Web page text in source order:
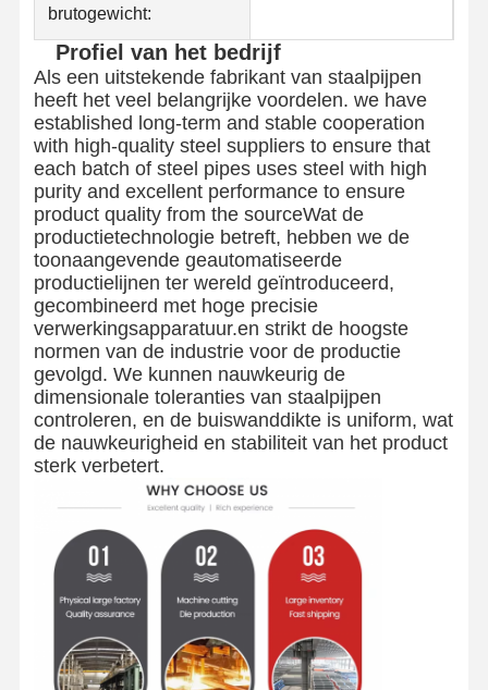
brutogewicht:
Profiel van het bedrijf
Als een uitstekende fabrikant van staalpijpen
heeft het veel belangrijke voordelen. we have
established long-term and stable cooperation
with high-quality steel suppliers to ensure that
each batch of steel pipes uses steel with high
purity and excellent performance to ensure
product quality from the sourceWat de
productietechnologie betreft, hebben we de
toonaangevende geautomatiseerde
productielijnen ter wereld geïntroduceerd,
gecombineerd met hoge precisie
verwerkingsapparatuur.en strikt de hoogste
normen van de industrie voor de productie
gevolgd. We kunnen nauwkeurig de
dimensionale toleranties van staalpijpen
controleren, en de buiswanddikte is uniform, wat
de nauwkeurigheid en stabiliteit van het product
sterk verbetert.